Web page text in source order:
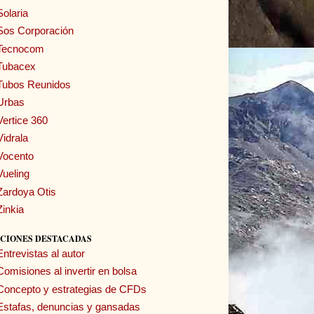
Corporación
Reunidos
360
Otis
DESTACADAS
al autor
al invertir en bolsa
y estrategias de CFDs
denuncias y gansadas